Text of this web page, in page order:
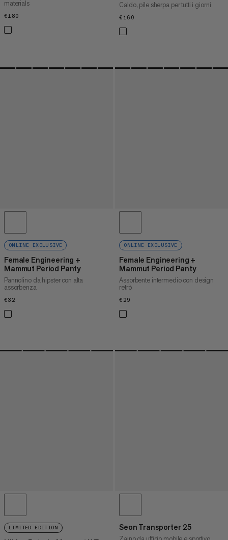
materials
€180
Caldo, pile sherpa per tutti i giorni
€160
ONLINE EXCLUSIVE
Female Engineering +
Mammut Period Panty
Pannolino da hipster con alta
assorbenza
€32
ONLINE EXCLUSIVE
Female Engineering +
Mammut Period Panty
Assorbente intermedio con design
retrò
€29
LIMITED EDITION Seon Transporter 25